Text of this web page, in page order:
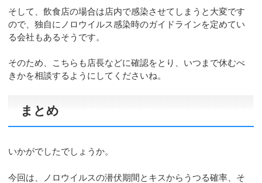
そして、飲食店の場合は店内で感染させてしまうと大変です
ので、独自にノロウイルス感染時のガイドラインを定めてい
る会社もあるそうです。
そのため、こちらも店長などに確認をとり、いつまで休むべ
きかを相談するようにしてくださいね。
まとめ
いかがでしたでしょうか。
今回は、ノロウイルスの潜伏期間とキスからうつる確率、そ